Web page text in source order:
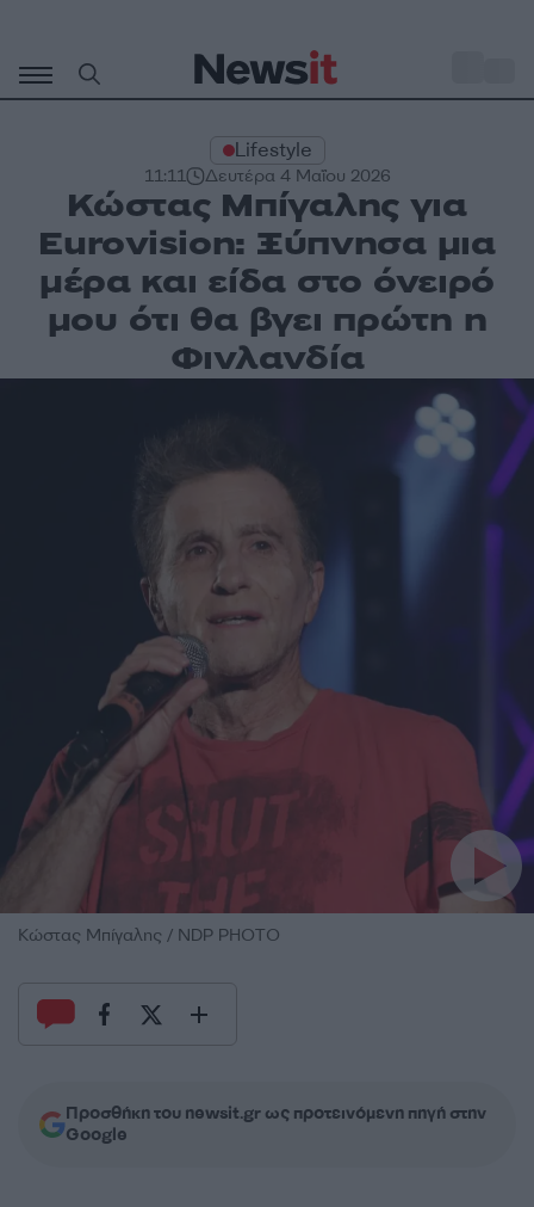
περιεχόμενο
Lifestyle
11:11 Δευτέρα 4 Μαΐου 2026
Κώστας Μπίγαλης για
Eurovision: Ξύπνησα μια
μέρα και είδα στο όνειρό
μου ότι θα βγει πρώτη η
Φινλανδία
Κώστας Μπίγαλης / NDP PHOTO
Προσθήκη του newsit.gr ως προτεινόμενη πηγή στην
Google